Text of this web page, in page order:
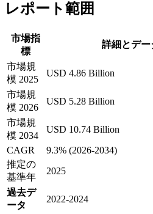
レポート範囲
市場指
標
詳細とデー
市場規
模 2025
USD 4.86 Billion
市場規
模 2026
USD 5.28 Billion
市場規
模 2034
USD 10.74 Billion
CAGR
9.3% (2026-2034)
推定の
基準年
2025
過去デ
ータ
2022-2024